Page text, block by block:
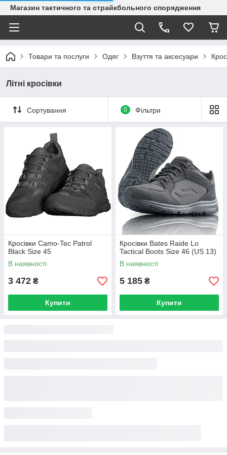
Магазин тактичного та страйкбольного спорядження
Товари та послуги Одяг Взуття та аксесуари
Літні кросівки
Сортування 0 Фільтри
Кросівки Camo-Tec Patrol
Black Size 45
В наявності
3 472 ₴
Купити
Кросівки Bates Raide Lo
Tactical Boots Size 46 (US 13)
В наявності
5 185 ₴
Купити